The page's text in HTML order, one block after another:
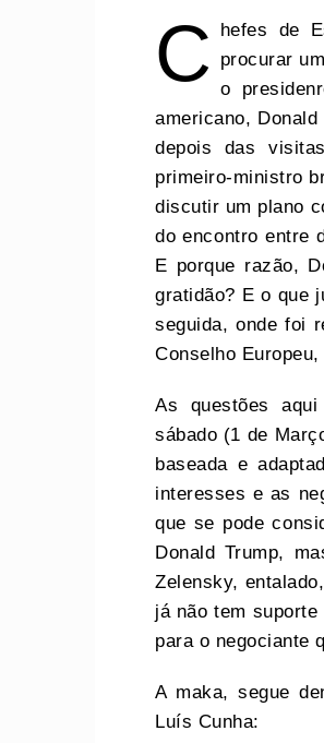
C
hefes de
procurar
o
americano,
depois das
primeiro-ministro
discutir um plano
do encontro entre
E porque razão,
gratidão? E o que
seguida, onde foi
Conselho
As questões
sábado (1 de
baseada e
interesses e as
que se pode
Donald Trump,
Zelensky,
já não tem
para o negociante
A maka, segue
Luís Cunha: